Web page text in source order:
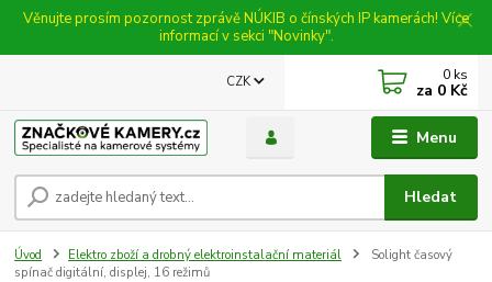
Věnujte prosím pozornost zprávě NÚKIB o čínských IP kamerách! Více
informací v sekci "Novinky".
Menu
CZK
Hledat
0 ks
za 0 Kč
Úvod Elektro zboží a drobný elektroinstalační materiál
Solight časový
spínač digitální, displej, 16 režimů